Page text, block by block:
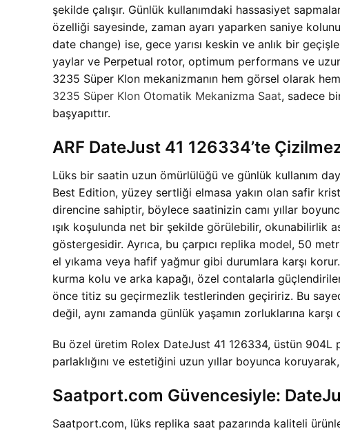
şekilde çalışır. Günlük kullanımdaki hassasiyet
özelliği sayesinde, zaman ayarı yaparken saniye
date change) ise, gece yarısı keskin ve anlık bir
yaylar ve Perpetual rotor, optimum performans ve
3235 Süper Klon mekanizmanın hem görsel olarak
3235 Süper Klon Otomatik Mekanizma Saat, sadece
başyapıttır.
ARF DateJust 41 126334’te
Lüks bir saatin uzun ömürlülüğü ve günlük kullanım
Best Edition, yüzey sertliği elmasa yakın olan safir
direncine sahiptir, böylece saatinizin camı yıllar
ışık koşulunda net bir şekilde görülebilir, okunabilirlik
göstergesidir. Ayrıca, bu çarpıcı replika model, 50
el yıkama veya hafif yağmur gibi durumlara karşı
kurma kolu ve arka kapağı, özel contalarla
önce titiz su geçirmezlik testlerinden geçiririz. Bu
değil, aynı zamanda günlük yaşamın zorluklarına karşı
Bu özel üretim Rolex DateJust 41 126334, üstün
parlaklığını ve estetiğini uzun yıllar boyunca
Saatport.com Güvencesiyle:
Saatport.com, lüks replika saat pazarında kaliteli